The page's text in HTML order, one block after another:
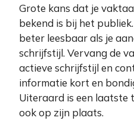
Grote kans dat je
bekend is bij het
beter leesbaar als je
schrijfstijl. Vervang de
actieve schrijfstijl en
informatie kort en
Uiteraard is een laatste
ook op zijn plaats.